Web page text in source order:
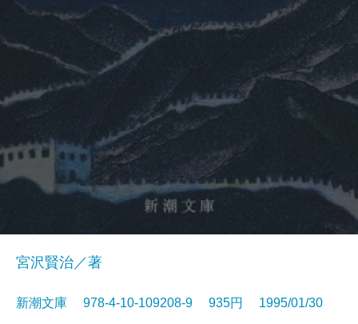
宮沢賢治／著
新潮文庫 978-4-10-109208-9 935円 1995/01/30